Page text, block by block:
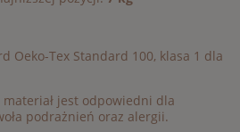
Oeko-Tex Standard 100, klasa 1 dla
jest odpowiedni dla
podrażnień oraz alergii.